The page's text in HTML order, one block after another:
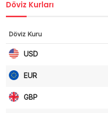
Döviz Kurları
Döviz Kuru
USD
EUR
GBP